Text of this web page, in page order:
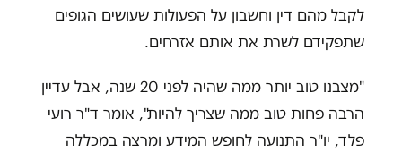
לקבל מהם דין וחשבון על הפעולות שעושים הגופים
שתפקידם לשרת את אותם אזרחים.
"מצבנו טוב יותר ממה שהיה לפני 20 שנה, אבל עדיין
הרבה פחות טוב ממה שצריך להיות", אומר ד"ר רועי
פלד, יו"ר התנועה לחופש המידע ומרצה במכללה